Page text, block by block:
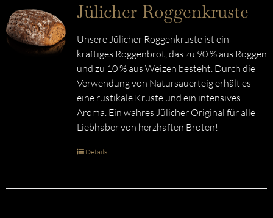
Jülicher Roggenkruste
Unsere Jülicher Roggenkruste ist ein
kräftiges Roggenbrot, das zu 90 % aus Roggen
und zu 10 % aus Weizen besteht. Durch die
Verwendung von Natursauerteig erhält es
eine rustikale Kruste und ein intensives
Aroma. Ein wahres Jülicher Original für alle
Liebhaber von herzhaften Broten!
Details